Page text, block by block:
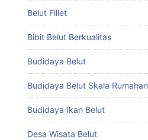
Belut Fillet
Bibit Belut Berkualitas
Budidaya Belut
Budidaya Belut Skala Rumahan
Budidaya Ikan Belut
Desa Wisata Belut